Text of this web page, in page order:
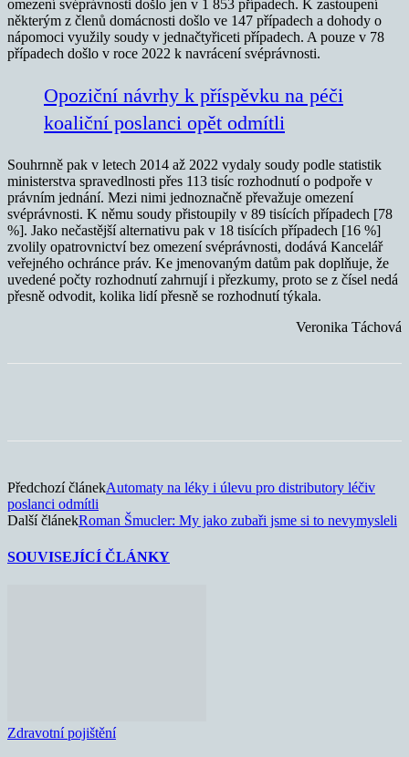
omezení svéprávnosti došlo jen v 1 853 případech. K zastoupení
některým z členů domácnosti došlo ve 147 případech a dohody o
nápomoci využily soudy v jednačtyřiceti případech. A pouze v 78
případech došlo v roce 2022 k navrácení svéprávnosti.
Opoziční návrhy k příspěvku na péči
koaliční poslanci opět odmítli
Souhrnně pak v letech 2014 až 2022 vydaly soudy podle statistik
ministerstva spravedlnosti přes 113 tisíc rozhodnutí o podpoře v
právním jednání. Mezi nimi jednoznačně převažuje omezení
svéprávnosti. K němu soudy přistoupily v 89 tisících případech [78
%]. Jako nečastější alternativu pak v 18 tisících případech [16 %]
zvolily opatrovnictví bez omezení svéprávnosti, dodává Kancelář
veřejného ochránce práv. Ke jmenovaným datům pak doplňuje, že
uvedené počty rozhodnutí zahrnují i přezkumy, proto se z čísel nedá
přesně odvodit, kolika lidí přesně se rozhodnutí týkala.
Veronika Táchová
Předchozí článekAutomaty na léky i úlevu pro distributory léčiv
poslanci odmítli
Další článekRoman Šmucler: My jako zubaři jsme si to nevymysleli
SOUVISEJÍCÍ ČLÁNKY
Zdravotní pojištění